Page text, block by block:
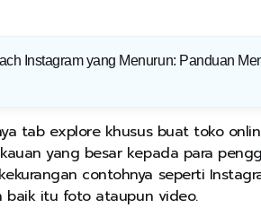
Instagram yang Menurun: Panduan
tab explore khusus buat toko
yang besar kepada para
contohnya seperti
baik itu foto ataupun video.